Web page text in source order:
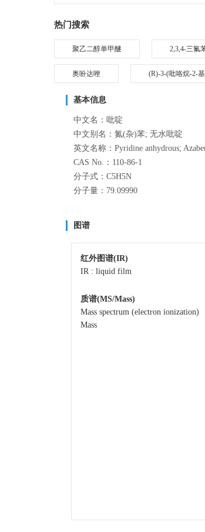
热门搜索
聚乙二醇单甲醚 2,3,4-三氟
奥吩达唑 (R)-3-(吡咯烷-2-
基本信息
中文名：吡啶
中文别名：氮(杂)苯; 无水吡啶
英文名称：Pyridine anhydrous;
CAS No.：110-86-1
分子式：C5H5N
分子量：79.09990
图谱
红外图谱(IR)
IR : liquid film
质谱(MS/Mass)
Mass spectrum (electron ionization)
Mass